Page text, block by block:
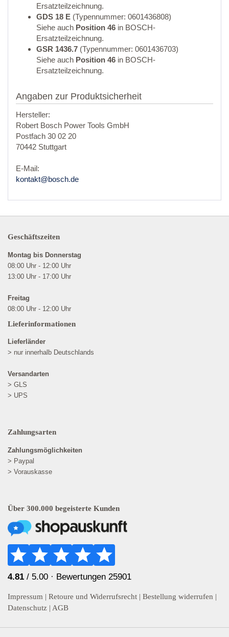
Ersatzteilzeichnung.
GDS 18 E (Typennummer: 0601436808)
Siehe auch Position 46 in BOSCH-
Ersatzteilzeichnung.
GSR 1436.7 (Typennummer: 0601436703)
Siehe auch Position 46 in BOSCH-
Ersatzteilzeichnung.
Angaben zur Produktsicherheit
Hersteller:
Robert Bosch Power Tools GmbH
Postfach 30 02 20
70442 Stuttgart
E-Mail:
kontakt@bosch.de
Geschäftszeiten
Montag bis Donnerstag
08:00 Uhr - 12:00 Uhr
13:00 Uhr - 17:00 Uhr
Freitag
08:00 Uhr - 12:00 Uhr
Lieferinformationen
Lieferländer
> nur innerhalb Deutschlands
Versandarten
> GLS
> UPS
Zahlungsarten
Zahlungsmöglichkeiten
> Paypal
> Vorauskasse
Über 300.000 begeisterte Kunden
4.81 / 5.00 · Bewertungen 25901
Impressum | Retoure und Widerrufsrecht | Bestellung widerrufen |
Datenschutz | AGB